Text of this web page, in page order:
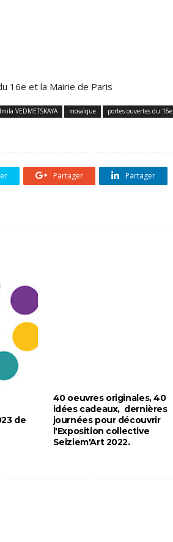
16e et la Mairie de Paris
VEDMETSKAYA mosaïque
portes ouvertes du 16e
Partager Partager
de
40 oeuvres originales, 40
idées cadeaux, dernières
journées pour découvrir
l'Exposition collective
Seiziem'Art 2022.